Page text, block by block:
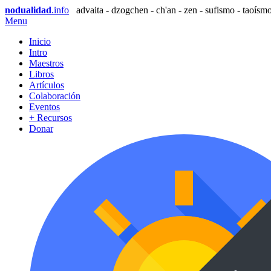
nodualidad.info
advaita - dzogchen - ch'an - zen - sufismo -
Menu
Inicio
Intro
Maestros
Libros
Artículos
Colaboración
Eventos
+ Recursos
Donar